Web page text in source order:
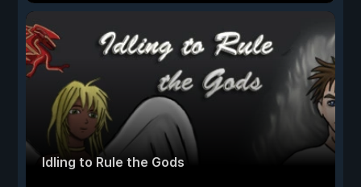
Idling to Rule the Gods